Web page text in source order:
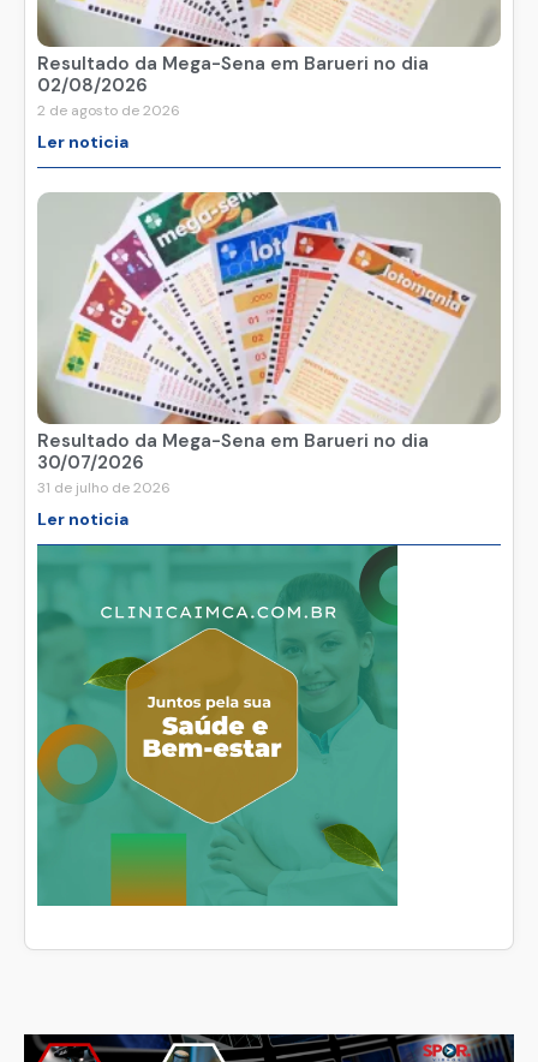
Resultado da Mega-Sena em Barueri no dia
02/08/2026
2 de agosto de 2026
Ler noticia
Resultado da Mega-Sena em Barueri no dia
30/07/2026
31 de julho de 2026
Ler noticia